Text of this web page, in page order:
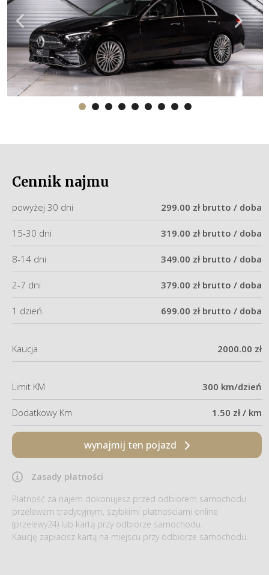
Cennik najmu
powyżej 30 dni 299.00 zł brutto / doba
15-30 dni 319.00 zł brutto / doba
8-14 dni 349.00 zł brutto / doba
2-7 dni 379.00 zł brutto / doba
1 dzień 699.00 zł brutto / doba
Kaucja 2000.00 zł
Limit KM 300 km/dzień
Dodatkowy Km 1.50 zł / km
wynajmij ten pojazd
Zasady płatności
Płatność za najem dokonujesz przed odbiorem samochodu
przelewem tradycyjnym, szybkimi płatnościami online
(przelewy24) lub kartą przy odbiorze samochodu.
Kaucję zapłacisz kartą na miejscu przy odbiorze samochodu.